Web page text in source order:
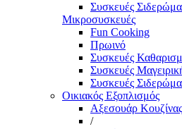
Συσκευές
Μικροσυσκευές
Fun Cooking
Πρωινό
Συσκευές
Συσκευές
Συσκευές
Οικιακός Εξοπλισμός
Αξεσουάρ Κουζίνας
/